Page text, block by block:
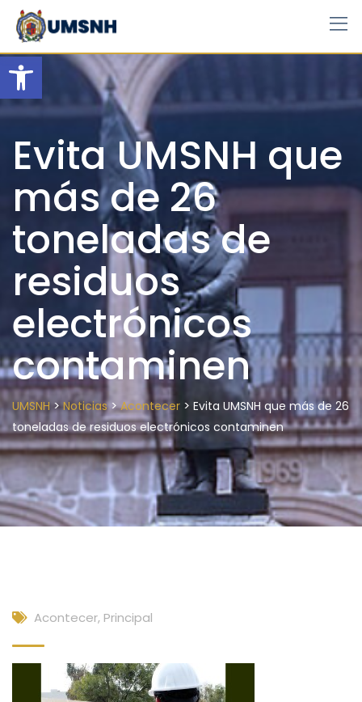
Open toolbar
Skip
content
Evita UMSNH que
más de 26
toneladas de
residuos
electrónicos
contaminen
UMSNH>Noticias>Acontecer > Evita UMSNH que más de 26
toneladas de residuos electrónicos contaminen
Acontecer, Principal